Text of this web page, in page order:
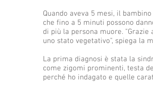
Quando aveva 5 mesi, il
che fino a 5 minuti possono
di più la persona muore.
uno stato vegetativo", spiega la
La prima diagnosi è stata la
come zigomi prominenti, testa
perché ho indagato e quelle